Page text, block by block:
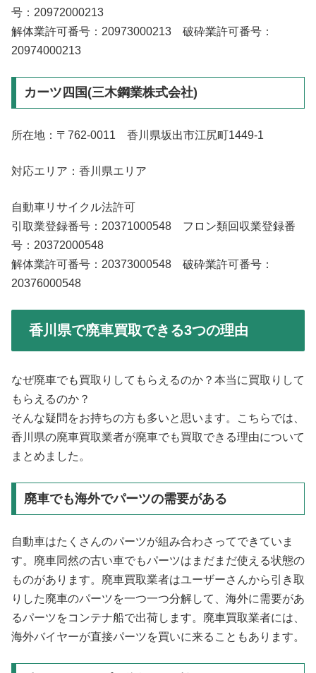
号：20972000213
解体業許可番号：20973000213 破砕業許可番号：
20974000213
カーツ四国(三木鋼業株式会社)
所在地：〒762-0011 香川県坂出市江尻町1449-1
対応エリア：香川県エリア
自動車リサイクル法許可
引取業登録番号：20371000548 フロン類回収業登録番
号：20372000548
解体業許可番号：20373000548 破砕業許可番号：
20376000548
香川県で廃車買取できる3つの理由
なぜ廃車でも買取りしてもらえるのか？本当に買取りして
もらえるのか？
そんな疑問をお持ちの方も多いと思います。こちらでは、
香川県の廃車買取業者が廃車でも買取できる理由について
まとめました。
廃車でも海外でパーツの需要がある
自動車はたくさんのパーツが組み合わさってできていま
す。廃車同然の古い車でもパーツはまだまだ使える状態の
ものがあります。廃車買取業者はユーザーさんから引き取
りした廃車のパーツを一つ一つ分解して、海外に需要があ
るパーツをコンテナ船で出荷します。廃車買取業者には、
海外バイヤーが直接パーツを買いに来ることもあります。